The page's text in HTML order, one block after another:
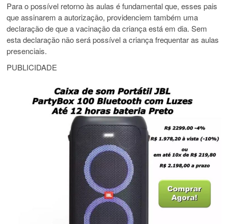
Para o possível retorno às aulas é fundamental que, esses pais
que assinarem a autorização, providenciem também uma
declaração de que a vacinação da criança está em dia. Sem
esta declaração não será possível a criança frequentar as aulas
presenciais.
PUBLICIDADE